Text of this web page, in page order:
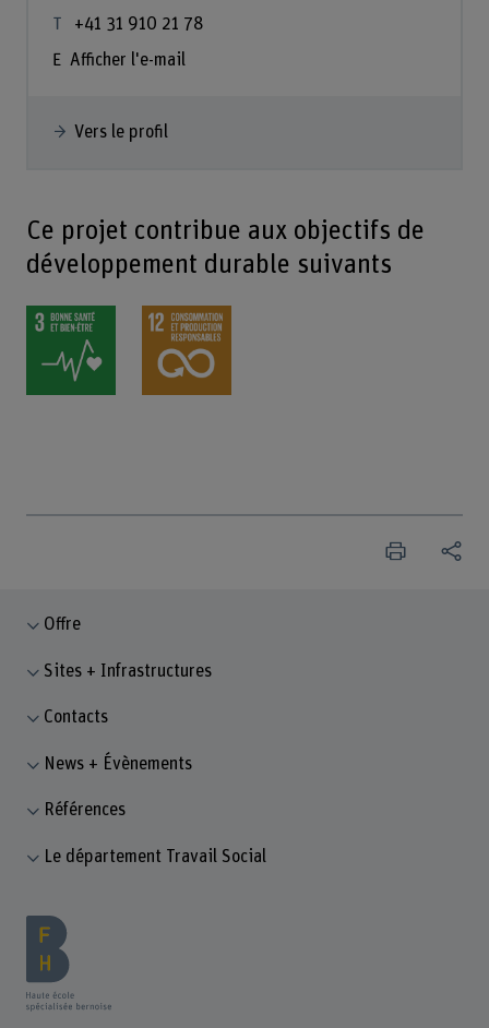
+41 31 910 21 78
Afficher l'e-mail
Vers le profil
Ce projet contribue aux objectifs de
développement durable suivants
Offre
Sites + Infrastructures
Contacts
News + Évènements
Références
Le département Travail Social